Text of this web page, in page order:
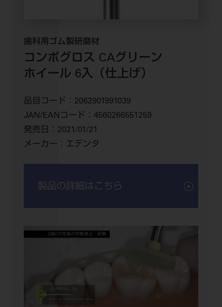
歯科用ゴム製研磨材
コンポグロス CAグリーン
ホイール 6入（仕上げ）
品目コード： 2062901991039
JAN/EANコード： 4560266551259
発売日： 2021/01/21
メーカー： エデンタ
製品の詳細はこちら